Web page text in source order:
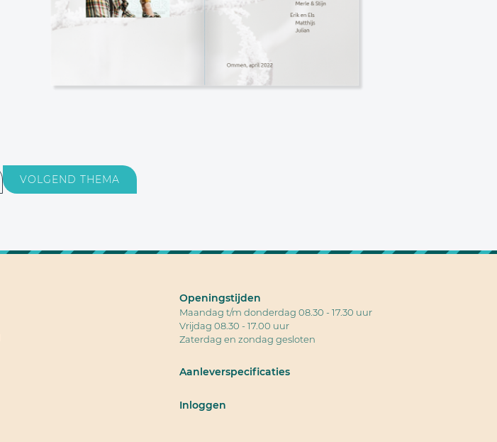
VOLGEND THEMA
Openingstijden
Maandag t/m donderdag 08.30 - 17.30 uur
Vrijdag 08.30 - 17.00 uur
Zaterdag en zondag gesloten
Aanleverspecificaties
Inloggen